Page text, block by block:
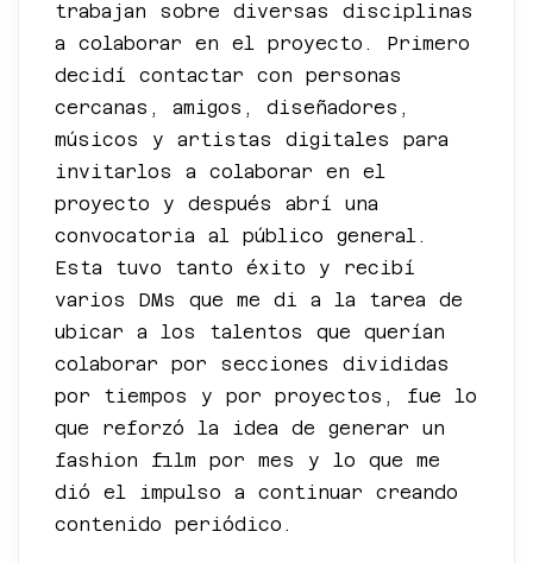
trabajan sobre diversas disciplinas
a colaborar en el proyecto. Primero
decidí contactar con personas
cercanas, amigos, diseñadores,
músicos y artistas digitales para
invitarlos a colaborar en el
proyecto y después abrí una
convocatoria al público general.
Esta tuvo tanto éxito y recibí
varios DMs que me di a la tarea de
ubicar a los talentos que querían
colaborar por secciones divididas
por tiempos y por proyectos, fue lo
que reforzó la idea de generar un
fashion film por mes y lo que me
dió el impulso a continuar creando
contenido periódico.